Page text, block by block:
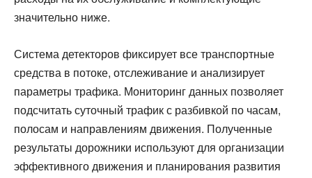
значительно ниже.
Система детекторов фиксирует все транспортные
средства в потоке, отслеживание и анализирует
параметры трафика. Мониторинг данных позволяет
подсчитать суточный трафик с разбивкой по часам,
полосам и направлениям движения. Полученные
результаты дорожники используют для организации
эффективного движения и планирования развития